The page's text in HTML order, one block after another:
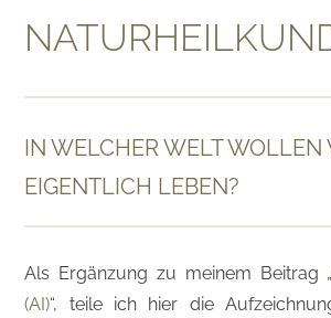
IN WELCHER WELT WOLLEN
EIGENTLICH LEBEN?
Als Ergänzung zu meinem Beitrag „
(AI)“, teile ich hier die